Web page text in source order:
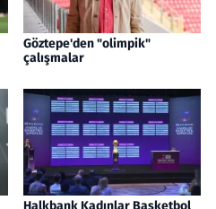
Göztepe'den "olimpik"
çalışmalar